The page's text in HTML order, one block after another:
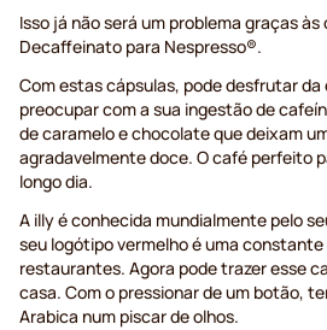
Isso já não será um problema graças às
Decaffeinato para Nespresso®.
Com estas cápsulas, pode desfrutar da
preocupar com a sua ingestão de
de caramelo e chocolate que deixam
agradavelmente doce. O café perfeito
longo dia.
A illy é conhecida mundialmente pelo
seu logótipo vermelho é uma
restaurantes. Agora pode trazer esse
casa. Com o pressionar de um botão,
Arabica num piscar de olhos.